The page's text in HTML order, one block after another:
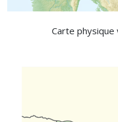
Carte physique